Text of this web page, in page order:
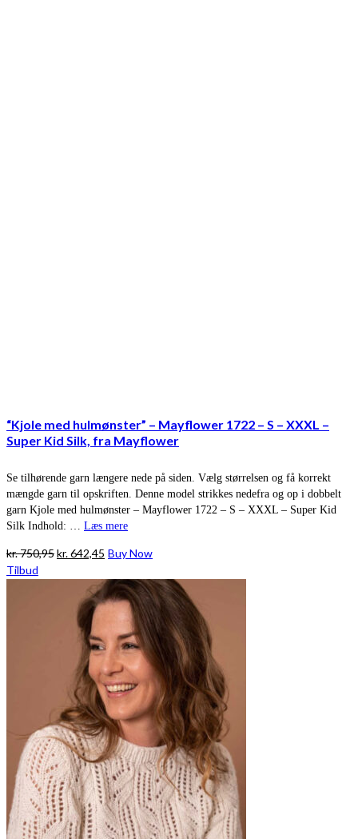
“Kjole med hulmønster” – Mayflower 1722 – S – XXXL –
Super Kid Silk, fra Mayflower
Se tilhørende garn længere nede på siden. Vælg størrelsen og få korrekt
mængde garn til opskriften. Denne model strikkes nedefra og op i dobbelt
garn Kjole med hulmønster – Mayflower 1722 – S – XXXL – Super Kid
Silk Indhold: … Læs mere
kr.750,95Den
kr. 750,95.
kr.642,45 Den
pris
er:
kr. 642,45.
Buy Now
Tilbud